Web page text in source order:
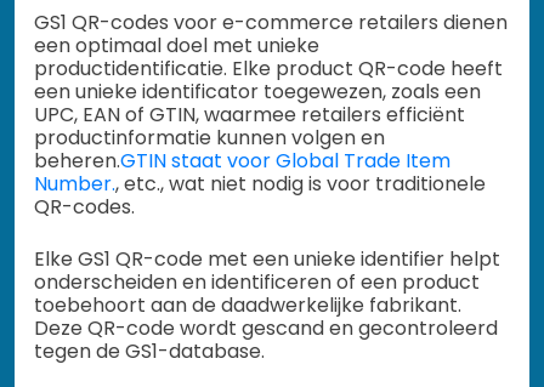
GS1 QR-codes voor e-commerce retailers dienen
een optimaal doel met unieke
productidentificatie. Elke product QR-code heeft
een unieke identificator toegewezen, zoals een
UPC, EAN of GTIN, waarmee retailers efficiënt
productinformatie kunnen volgen en
beheren.GTIN staat voor Global Trade Item
Number., etc., wat niet nodig is voor traditionele
QR-codes.
Elke GS1 QR-code met een unieke identifier helpt
onderscheiden en identificeren of een product
toebehoort aan de daadwerkelijke fabrikant.
Deze QR-code wordt gescand en gecontroleerd
tegen de GS1-database.